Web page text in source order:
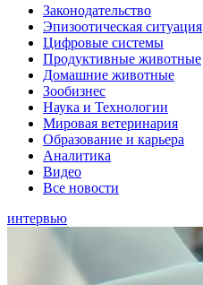
Законодательство
Эпизоотическая ситуация
Цифровые системы
Продуктивные животные
Домашние животные
Зообизнес
Наука и Технологии
Мировая ветеринария
Образование и карьера
Аналитика
Видео
Все новости
интервью